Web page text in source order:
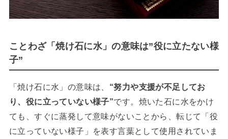
ことわざ「焼け石に水」の意味は”役に立たない様
子”
「焼け石に水」の意味は、 “努力や支援が不足してお
り、役に立っていない様子”です。焼いた石に水をかけ
ても、すぐに蒸発して意味がないことから、転じて「役
に立っていない様子」を表す言葉として使用されていま